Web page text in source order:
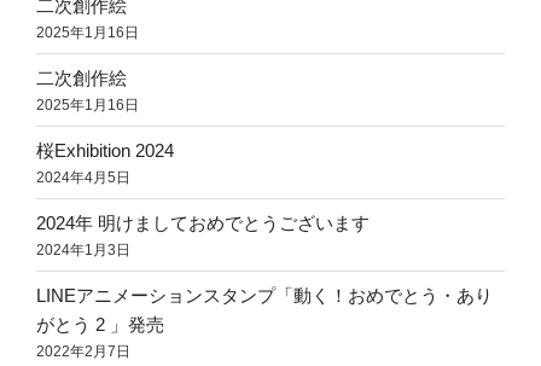
二次創作絵
2025年1月16日
二次創作絵
2025年1月16日
桜Exhibition 2024
2024年4月5日
2024年 明けましておめでとうございます
2024年1月3日
LINEアニメーションスタンプ「動く！おめでとう・あり
がとう 2 」発売
2022年2月7日